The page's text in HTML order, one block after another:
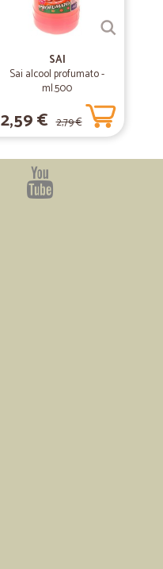
SAI
Sai alcool profumato -
ml.500
2,59 € 2,79 €